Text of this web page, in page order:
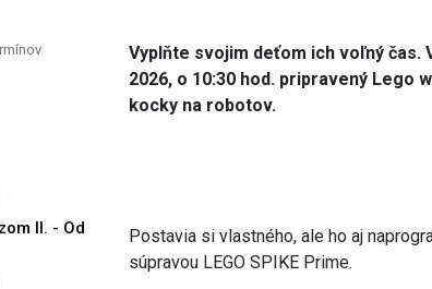
II. - Od
Vyplňte svojim deťom ich voľný čas.
2026, o 10:30 hod. pripravený Lego
kocky na robotov.
Postavia si vlastného, ale ho aj
súpravou LEGO SPIKE Prime.